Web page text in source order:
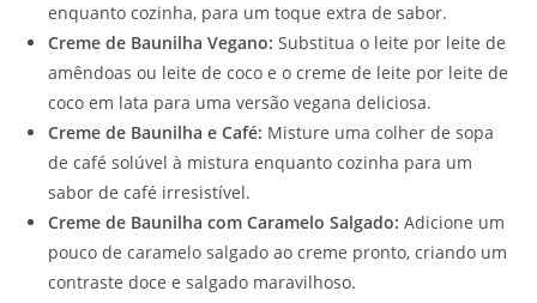
enquanto cozinha, para um toque extra de sabor.
Creme de Baunilha Vegano: Substitua o leite por leite de
amêndoas ou leite de coco e o creme de leite por leite de
coco em lata para uma versão vegana deliciosa.
Creme de Baunilha e Café: Misture uma colher de sopa
de café solúvel à mistura enquanto cozinha para um
sabor de café irresistível.
Creme de Baunilha com Caramelo Salgado: Adicione um
pouco de caramelo salgado ao creme pronto, criando um
contraste doce e salgado maravilhoso.